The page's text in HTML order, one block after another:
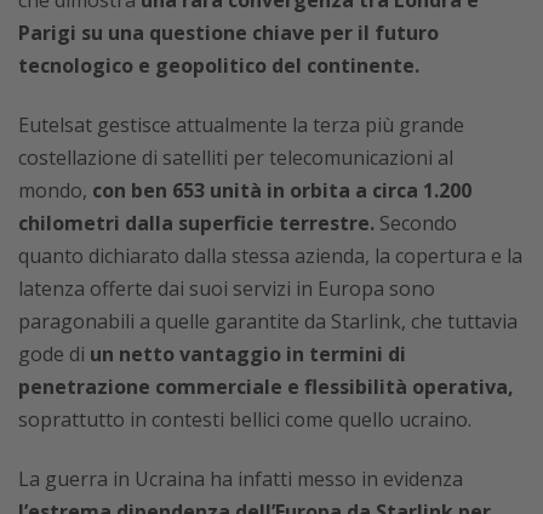
Parigi su una questione chiave per il futuro
tecnologico e geopolitico del continente.
Eutelsat gestisce attualmente la terza più grande
costellazione di satelliti per telecomunicazioni al
mondo, con ben 653 unità in orbita a circa 1.200
chilometri dalla superficie terrestre. Secondo
quanto dichiarato dalla stessa azienda, la copertura e la
latenza offerte dai suoi servizi in Europa sono
paragonabili a quelle garantite da Starlink, che tuttavia
gode di un netto vantaggio in termini di
penetrazione commerciale e flessibilità operativa,
soprattutto in contesti bellici come quello ucraino.
La guerra in Ucraina ha infatti messo in evidenza